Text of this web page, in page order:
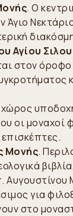
. Ο
Άγιο
Αγίου
στον
οι μοναχοί
Μονής.
Αυγουστίνου
για
στο